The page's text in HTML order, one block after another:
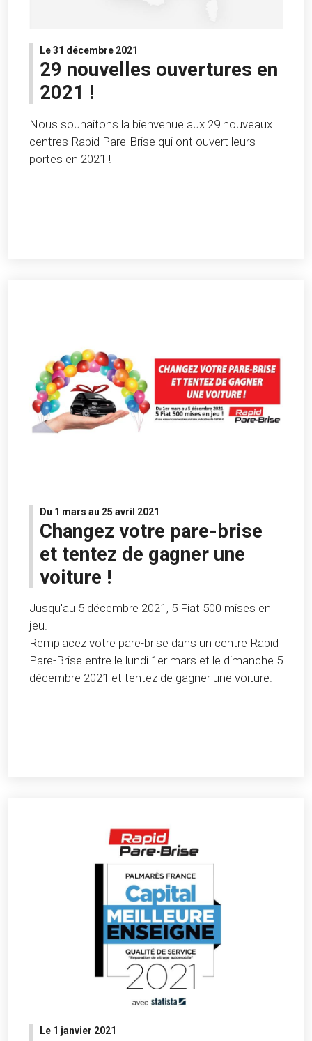
Le 31 décembre 2021
29 nouvelles ouvertures en
2021 !
Nous souhaitons la bienvenue aux 29 nouveaux
centres Rapid Pare-Brise qui ont ouvert leurs
portes en 2021 !
Du 1 mars au 25 avril 2021
Changez votre pare-brise
et tentez de gagner une
voiture !
Jusqu'au 5 décembre 2021, 5 Fiat 500 mises en
jeu.
Remplacez votre pare-brise dans un centre Rapid
Pare-Brise entre le lundi 1er mars et le dimanche 5
décembre 2021 et tentez de gagner une voiture.
Le 1 janvier 2021